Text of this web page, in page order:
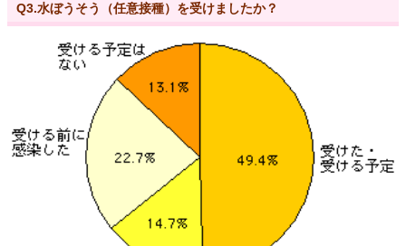
Q3.水ぼうそう（任意接種）を受けましたか？